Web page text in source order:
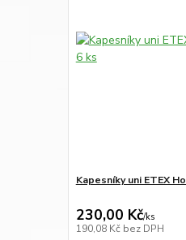
Kapesníky uni ETEX
230,00 Kč/ks
190,08 Kč bez DPH